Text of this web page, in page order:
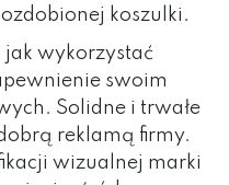
koszulki.
jak wykorzystać
swoim
Solidne i trwałe
reklamą firmy.
wizualnej marki